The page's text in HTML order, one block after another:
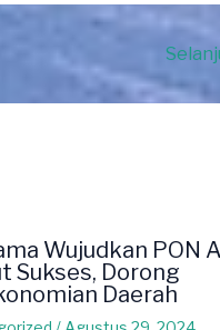
Wujudkan PON
Sukses, Dorong
Daerah